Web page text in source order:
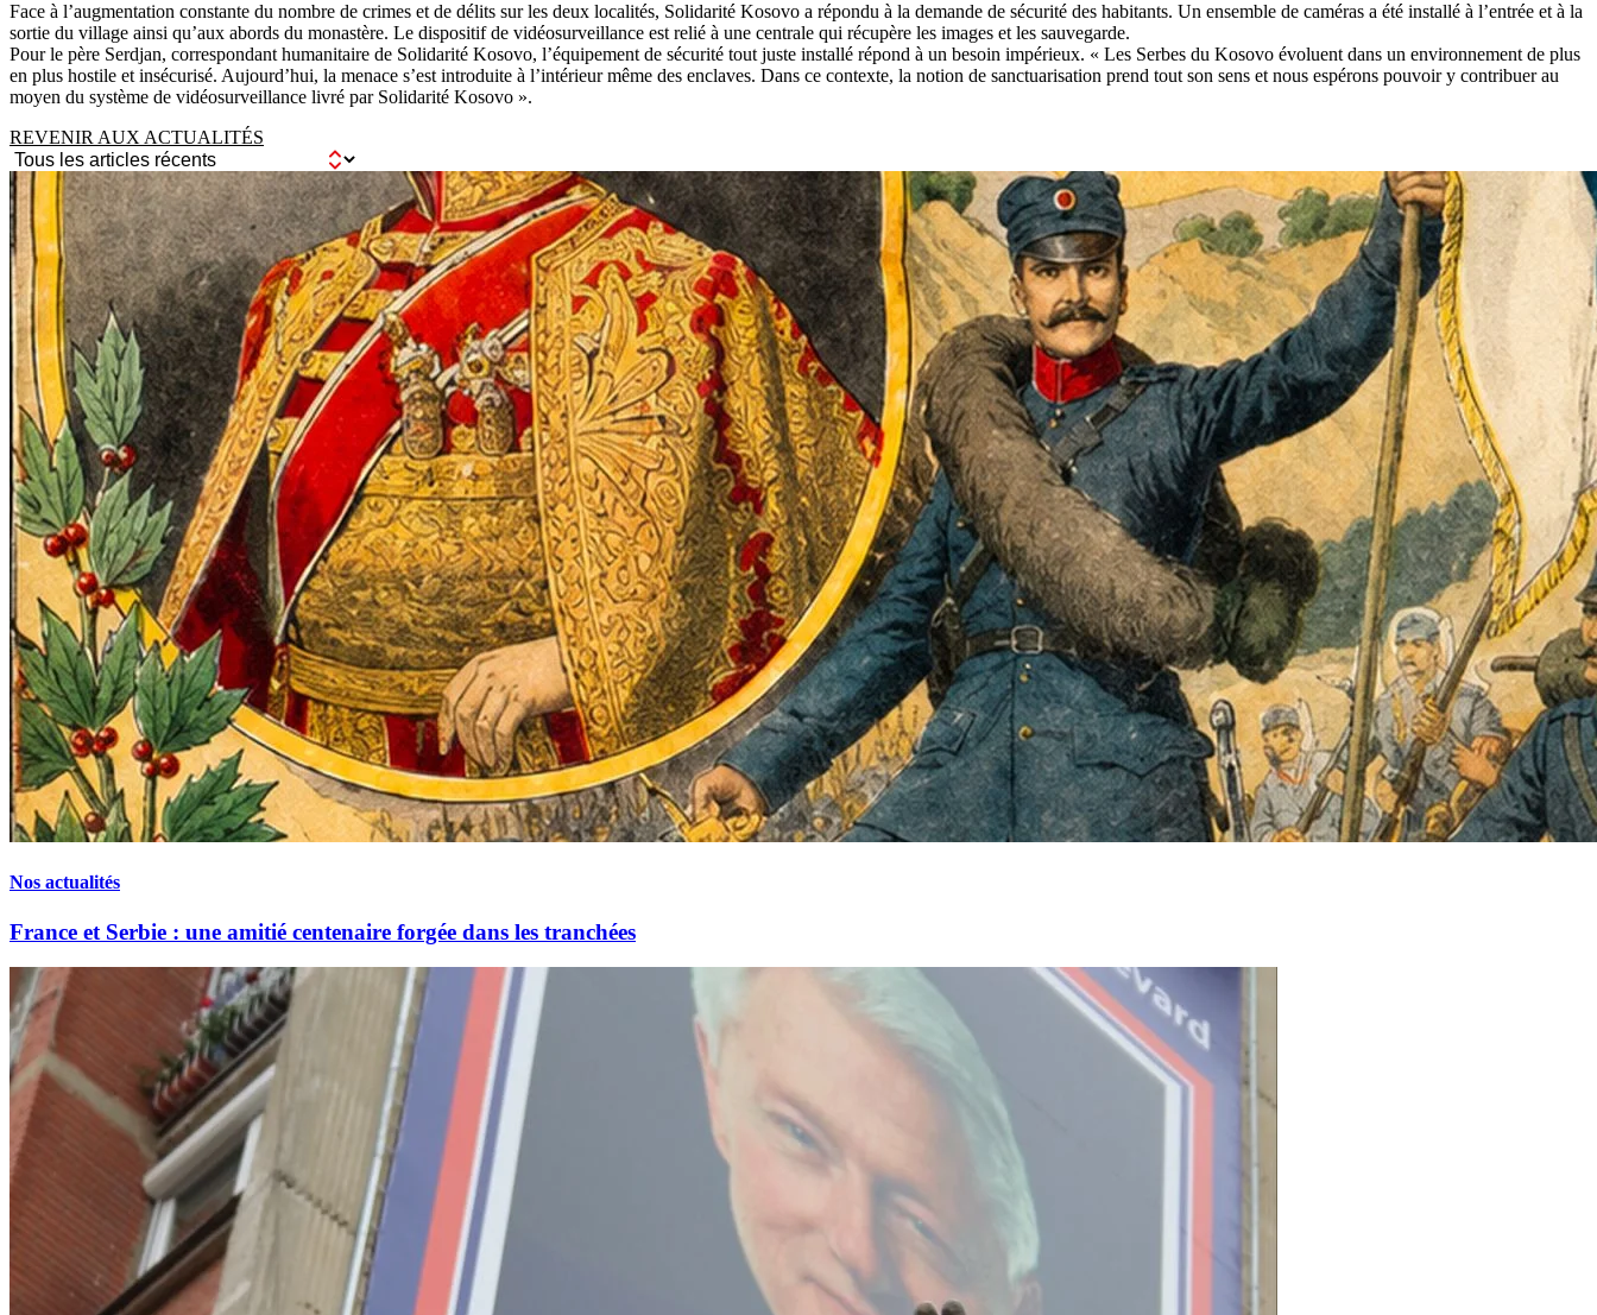
Face à l’augmentation constante du nombre de crimes et de délits sur les deux localités, Solidarité Kosovo a répondu à la demande de sécurité des habitants. Un ensemble de caméras a été installé à l’entrée et à la
sortie du village ainsi qu’aux abords du monastère. Le dispositif de vidéosurveillance est relié à une centrale qui récupère les images et les sauvegarde.
Pour le père Serdjan, correspondant humanitaire de Solidarité Kosovo, l’équipement de sécurité tout juste installé répond à un besoin impérieux. « Les Serbes du Kosovo évoluent dans un environnement de plus
en plus hostile et insécurisé. Aujourd’hui, la menace s’est introduite à l’intérieur même des enclaves. Dans ce contexte, la notion de sanctuarisation prend tout son sens et nous espérons pouvoir y contribuer au
moyen du système de vidéosurveillance livré par Solidarité Kosovo ».
REVENIR AUX ACTUALITÉS
Nos actualités
France et Serbie : une amitié centenaire forgée dans les tranchées